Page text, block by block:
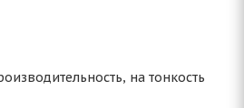
на тонкость